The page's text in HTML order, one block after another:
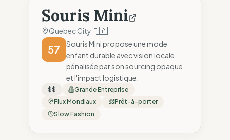
Souris Mini
Quebec City🇨🇦
57
Souris Mini propose une mode
enfant durable avec vision locale,
pénalisée par son sourcing opaque
et l'impact logistique.
$$
Grande Entreprise
Flux Mondiaux
Prêt-à-porter
Slow Fashion